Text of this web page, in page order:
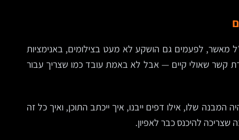
מאשר, לפעמים גם הושקע לא מעט בצילומים, באנימציות
קשר שאולי קיים — אבל לא באמת עובד כמו שצריך עבור
שלו, אילו דפים ייבנו, איך ייכתב התוכן, ואיך כל זה